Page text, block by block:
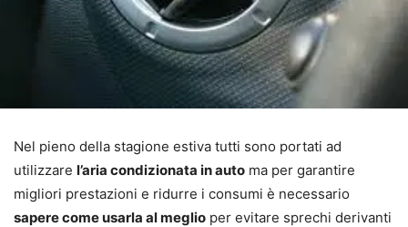
Nel pieno della stagione estiva tutti sono portati ad
utilizzare l’aria condizionata in auto ma per garantire
migliori prestazioni e ridurre i consumi è necessario
sapere come usarla al meglio per evitare sprechi derivanti